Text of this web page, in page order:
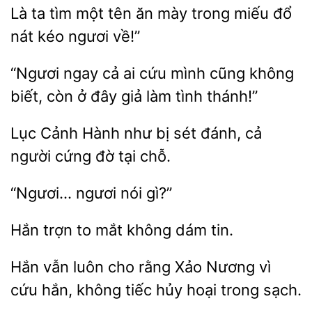
Là ta tìm một tên ăn mày trong miếu đổ
nát
ngươi về!”
“Ngươi ngay cả ai cứu
không
biết, còn ở đây giả làm
thánh!”
Cảnh Hành như bị sét đánh, cả
cứng đờ
chỗ.
ngươi
Hắn trợn to không
Hắn vẫn
cho rằng Xảo Nương vì
cứu
không tiếc hủy hoại sạch.